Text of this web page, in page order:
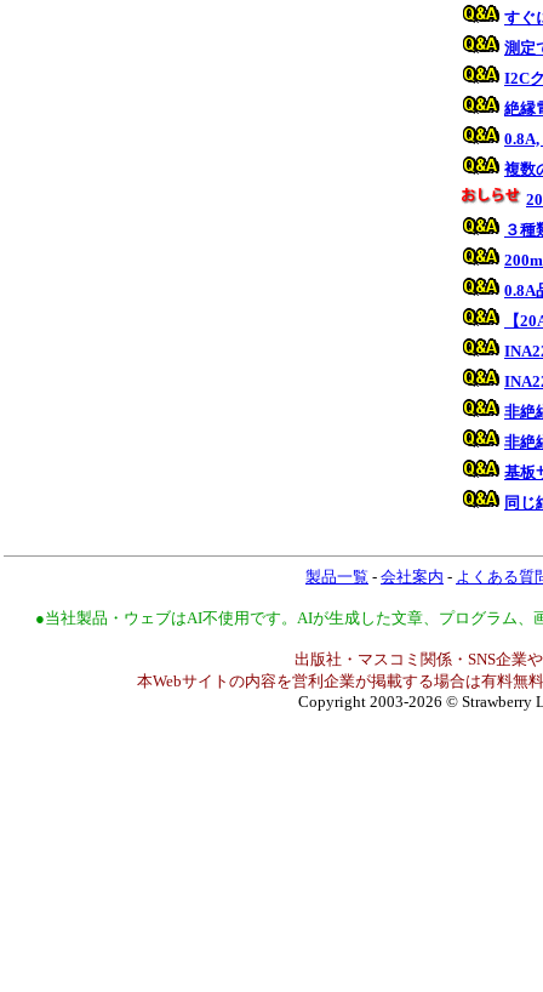
すぐ
測定
I2C
絶縁
複数
３種
0.8A
【
非絶
非絶
基板
同じ
製品一覧 - 会社案内 - よくある質
●当社製品・ウェブはAI不使用です。AIが生成した文章、プログラム
出版社・マスコミ関係・SNS企業
本Webサイトの内容を営利企業が掲載する場合は有料無
Copyright 2003-2026 © Strawberry